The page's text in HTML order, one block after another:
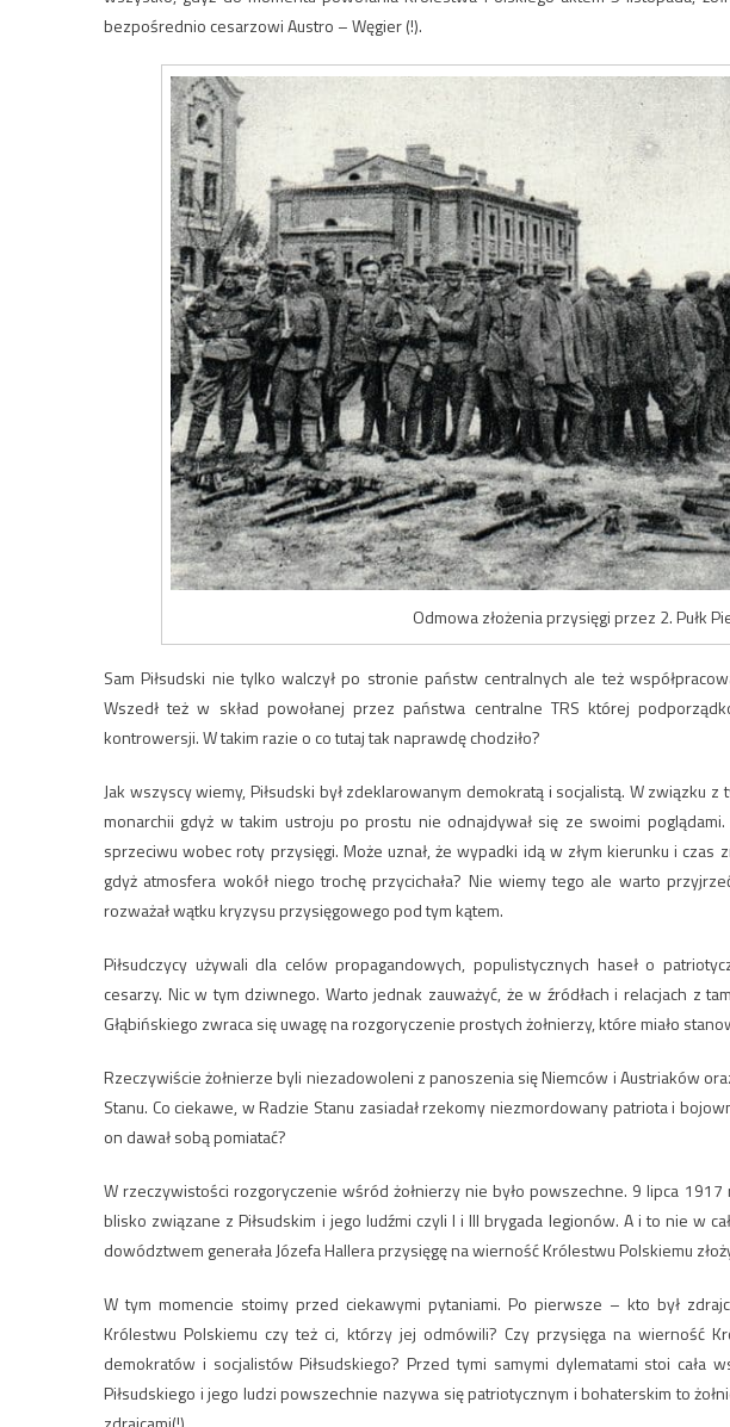
bezpośrednio cesarzowi Austro – Węgier (!).
Odmowa złożenia przysięgi przez 2. Pułk
Sam Piłsudski nie tylko walczył po stronie państw centralnych ale też
Wszedł też w skład powołanej przez państwa centralne TRS której
kontrowersji. W takim razie o co tutaj tak naprawdę chodziło?
Jak wszyscy wiemy, Piłsudski był zdeklarowanym demokratą i socjalistą. W związku
monarchii gdyż w takim ustroju po prostu nie odnajdywał się ze swoimi
sprzeciwu wobec roty przysięgi. Może uznał, że wypadki idą w złym kierunku i czas
gdyż atmosfera wokół niego trochę przycichała? Nie wiemy tego ale warto
rozważał wątku kryzysu przysięgowego pod tym kątem.
Piłsudczycy używali dla celów propagandowych, populistycznych haseł o
cesarzy. Nic w tym dziwnego. Warto jednak zauważyć, że w źródłach i relacjach z
Głąbińskiego zwraca się uwagę na rozgoryczenie prostych żołnierzy, które miało
Rzeczywiście żołnierze byli niezadowoleni z panoszenia się Niemców i Austriaków
Stanu. Co ciekawe, w Radzie Stanu zasiadał rzekomy niezmordowany patriota i
on dawał sobą pomiatać?
W rzeczywistości rozgoryczenie wśród żołnierzy nie było powszechne. 9 lipca 1917
blisko związane z Piłsudskim i jego ludźmi czyli I i III brygada legionów. A i to nie w
dowództwem generała Józefa Hallera przysięgę na wierność Królestwu Polskiemu
W tym momencie stoimy przed ciekawymi pytaniami. Po pierwsze – kto był
Królestwu Polskiemu czy też ci, którzy jej odmówili? Czy przysięga na wierność
demokratów i socjalistów Piłsudskiego? Przed tymi samymi dylematami stoi cała
Piłsudskiego i jego ludzi powszechnie nazywa się patriotycznym i bohaterskim to